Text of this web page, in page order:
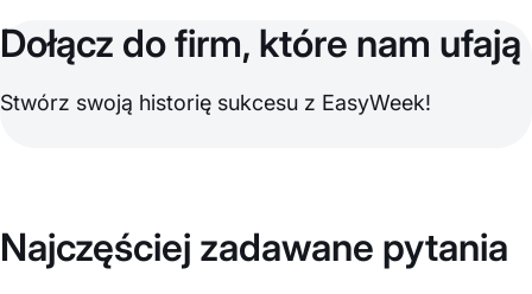
Dołącz do firm, które nam ufają
Stwórz swoją historię sukcesu z EasyWeek!
Najczęściej zadawane pytania